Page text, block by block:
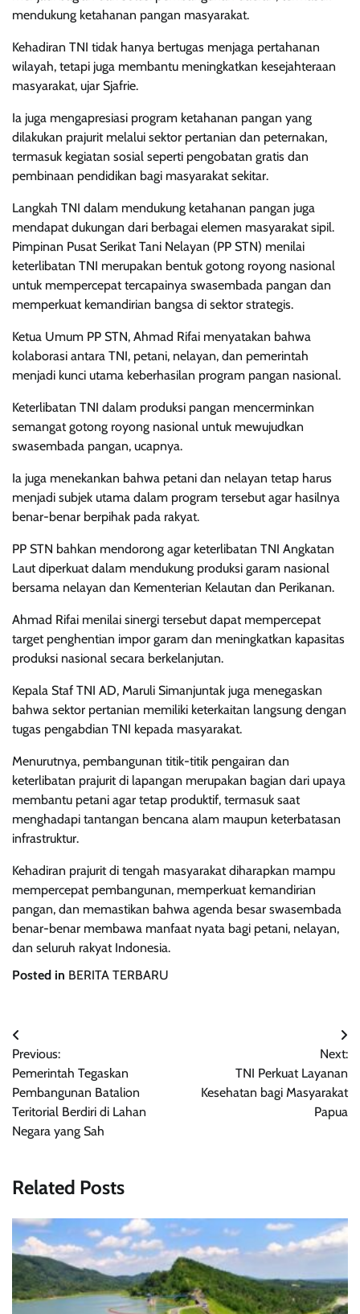
mendukung ketahanan pangan masyarakat.
Kehadiran TNI tidak hanya bertugas menjaga pertahanan
wilayah, tetapi juga membantu meningkatkan kesejahteraan
masyarakat, ujar Sjafrie.
Ia juga mengapresiasi program ketahanan pangan yang
dilakukan prajurit melalui sektor pertanian dan peternakan,
termasuk kegiatan sosial seperti pengobatan gratis dan
pembinaan pendidikan bagi masyarakat sekitar.
Langkah TNI dalam mendukung ketahanan pangan juga
mendapat dukungan dari berbagai elemen masyarakat sipil.
Pimpinan Pusat Serikat Tani Nelayan (PP STN) menilai
keterlibatan TNI merupakan bentuk gotong royong nasional
untuk mempercepat tercapainya swasembada pangan dan
memperkuat kemandirian bangsa di sektor strategis.
Ketua Umum PP STN, Ahmad Rifai menyatakan bahwa
kolaborasi antara TNI, petani, nelayan, dan pemerintah
menjadi kunci utama keberhasilan program pangan nasional.
Keterlibatan TNI dalam produksi pangan mencerminkan
semangat gotong royong nasional untuk mewujudkan
swasembada pangan, ucapnya.
Ia juga menekankan bahwa petani dan nelayan tetap harus
menjadi subjek utama dalam program tersebut agar hasilnya
benar-benar berpihak pada rakyat.
PP STN bahkan mendorong agar keterlibatan TNI Angkatan
Laut diperkuat dalam mendukung produksi garam nasional
bersama nelayan dan Kementerian Kelautan dan Perikanan.
Ahmad Rifai menilai sinergi tersebut dapat mempercepat
target penghentian impor garam dan meningkatkan kapasitas
produksi nasional secara berkelanjutan.
Kepala Staf TNI AD, Maruli Simanjuntak juga menegaskan
bahwa sektor pertanian memiliki keterkaitan langsung dengan
tugas pengabdian TNI kepada masyarakat.
Menurutnya, pembangunan titik-titik pengairan dan
keterlibatan prajurit di lapangan merupakan bagian dari upaya
membantu petani agar tetap produktif, termasuk saat
menghadapi tantangan bencana alam maupun keterbatasan
infrastruktur.
Kehadiran prajurit di tengah masyarakat diharapkan mampu
mempercepat pembangunan, memperkuat kemandirian
pangan, dan memastikan bahwa agenda besar swasembada
benar-benar membawa manfaat nyata bagi petani, nelayan,
dan seluruh rakyat Indonesia.
Posted in BERITA TERBARU
Post
navigation
Previous:
Pemerintah Tegaskan
Pembangunan Batalion
Teritorial Berdiri di Lahan
Negara yang Sah
Next:
TNI Perkuat Layanan
Kesehatan bagi Masyarakat
Papua
Related Posts